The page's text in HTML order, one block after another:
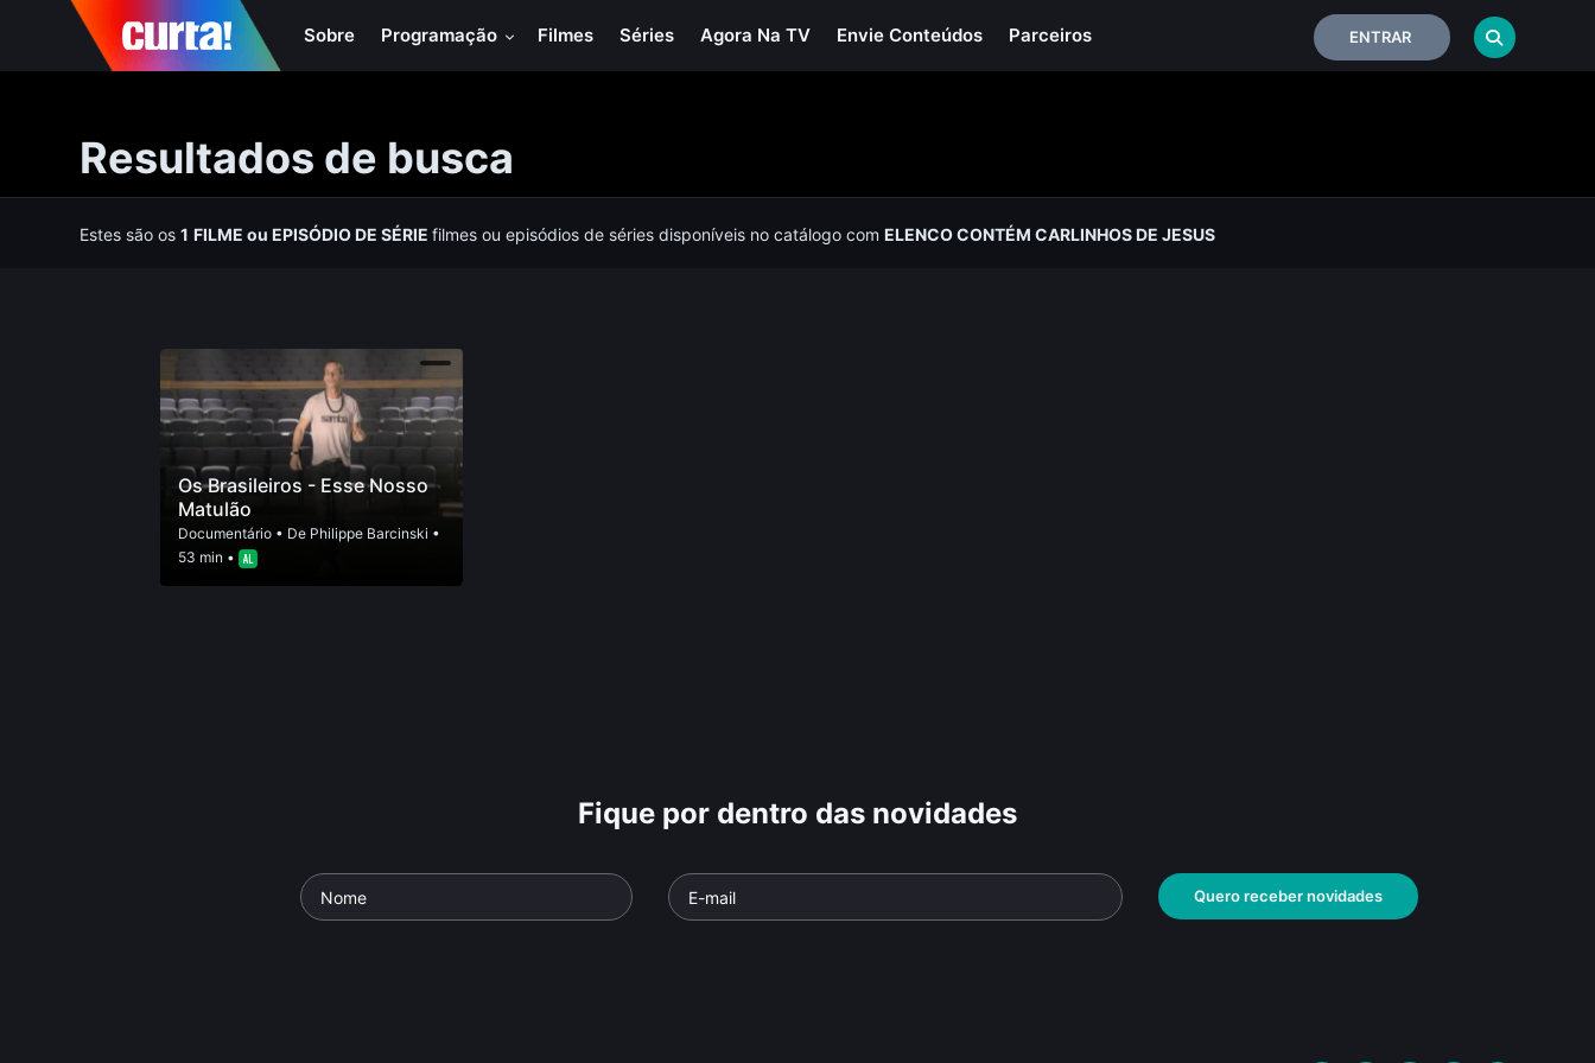
Sobre Programação Filmes Séries Agora Na TV Envie Conteúdos Parceiros ENTRAR
Resultados de busca
Estes são os1 FILMEou EPISÓDIO DE SÉRIEfilmes ou episódios de séries disponíveis no catálogo comELENCO CONTÉM CARLINHOS DE JESUS
Os Brasileiros - Esse Nosso
Matulão
Documentário• De Philippe Barcinski •
53 min •
Fique por dentro das novidades
Quero receber novidades